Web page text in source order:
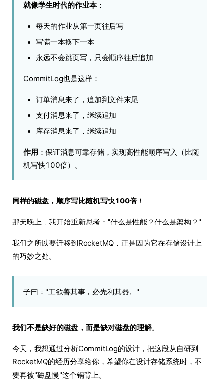
就像学生时代的作业本：
每天的作业从第一页往后写
写满一本换下一本
永远不会跳页写，只会顺序往后追加
CommitLog也是这样：
订单消息来了，追加到文件末尾
支付消息来了，继续追加
库存消息来了，继续追加
作用 ：保证消息可靠存储，实现高性能顺序写入（比随
机写快100倍）。
同样的磁盘，顺序写比随机写快100倍！
那天晚上，我开始重新思考："什么是性能？什么是架构？"
我们之所以要迁移到RocketMQ，正是因为它在存储设计上
的巧妙之处。
子曰："工欲善其事，必先利其器。"
我们不是缺好的磁盘，而是缺对磁盘的理解。
今天，我想通过分析CommitLog的设计，把这段从自研到
RocketMQ的经历分享给你，希望你在设计存储系统时，不
要再被"磁盘慢"这个锅背上。